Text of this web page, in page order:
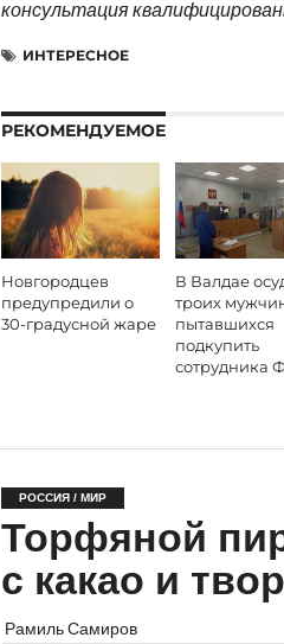
консультация
ИНТЕРЕСНОЕ
РЕКОМЕНДУЕМОЕ
Новгородцев
предупредили о
30-градусной жаре
В Валдае
троих
пытавшихся
подкупить
сотрудника
РОССИЯ / МИР
Торфяной
с какао и
Рамиль Самиров